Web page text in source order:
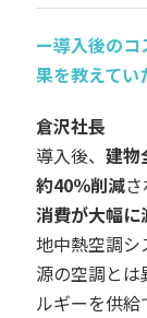
ー導入後の
果を教えてい
倉沢社長
導入後、建物
約40％削減
消費が大幅に
地中熱空調
源の空調と
ルギーを供給